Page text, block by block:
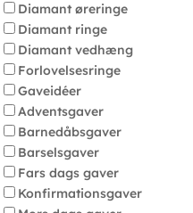
Diamant øreringe
Diamant ringe
Diamant vedhæng
Forlovelsesringe
Gaveidéer
Adventsgaver
Barnedåbsgaver
Barselsgaver
Fars dags gaver
Konfirmationsgaver